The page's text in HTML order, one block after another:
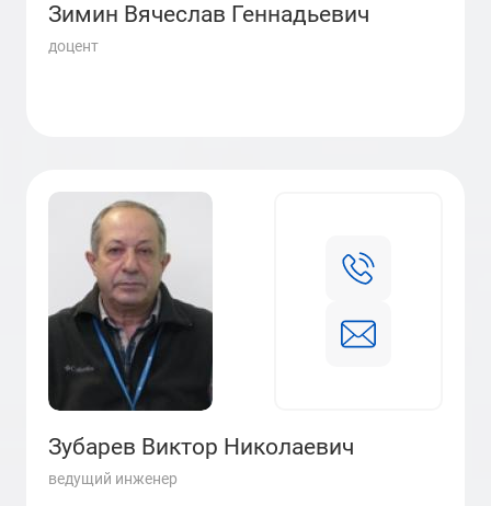
Зимин Вячеслав Геннадьевич
доцент
Зубарев Виктор Николаевич
ведущий инженер